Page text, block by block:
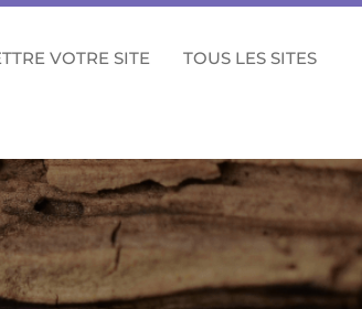
VOTRE SITE TOUS LES SITES